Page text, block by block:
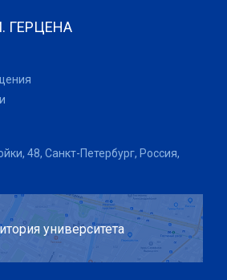
ГЕРЦЕНА
48, Санкт-Петербург, Россия,
университета